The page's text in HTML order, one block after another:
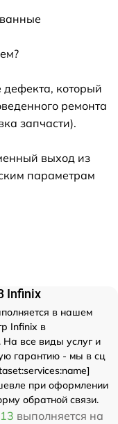
который
ремонта
запчасти).
выход из
параметрам
Infinix
в нашем
Infinix в
На все виды услуг и
гарантию - мы в сц
при оформлении
обратной связи.
выполняется на